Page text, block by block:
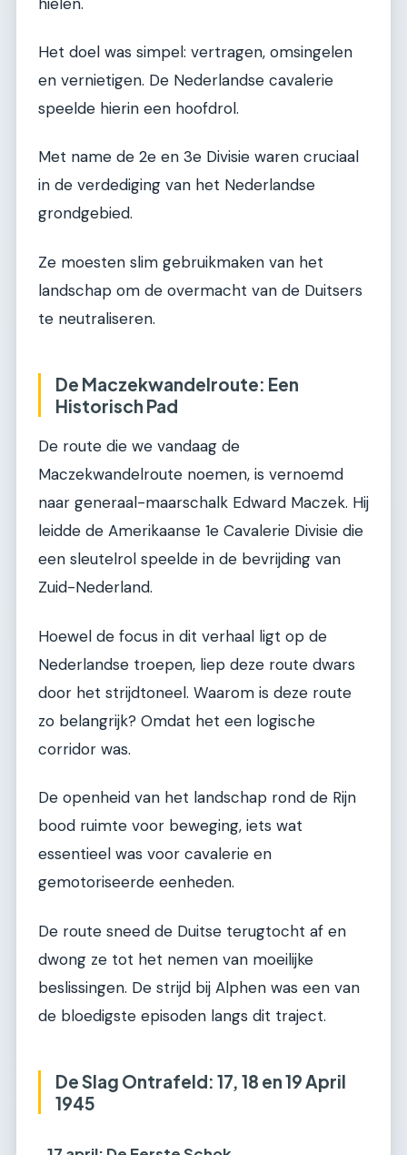
Het doel was simpel: vertragen, omsingelen
en vernietigen. De Nederlandse cavalerie
speelde hierin een hoofdrol.
Met name de 2e en 3e Divisie waren cruciaal
in de verdediging van het Nederlandse
grondgebied.
Ze moesten slim gebruikmaken van het
landschap om de overmacht van de Duitsers
te neutraliseren.
De Maczekwandelroute: Een
Historisch Pad
De route die we vandaag de
Maczekwandelroute noemen, is vernoemd
naar generaal-maarschalk Edward Maczek. Hij
leidde de Amerikaanse 1e Cavalerie Divisie die
een sleutelrol speelde in de bevrijding van
Zuid-Nederland.
Hoewel de focus in dit verhaal ligt op de
Nederlandse troepen, liep deze route dwars
door het strijdtoneel. Waarom is deze route
zo belangrijk? Omdat het een logische
corridor was.
De openheid van het landschap rond de Rijn
bood ruimte voor beweging, iets wat
essentieel was voor cavalerie en
gemotoriseerde eenheden.
De route sneed de Duitse terugtocht af en
dwong ze tot het nemen van moeilijke
beslissingen. De strijd bij Alphen was een van
de bloedigste episoden langs dit traject.
De Slag Ontrafeld: 17, 18 en 19 April
1945